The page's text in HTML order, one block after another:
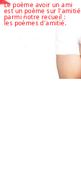
Le poème avoir un ami
est un poème sur l'amitié
parmi notre recueil :
les poèmes d'amitié.